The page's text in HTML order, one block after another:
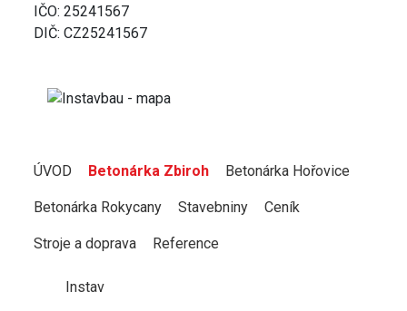
IČO: 25241567
DIČ: CZ25241567
ÚVOD Betonárka Zbiroh Betonárka Hořovice
Betonárka Rokycany Stavebniny Ceník
Stroje a doprava Reference
Instav